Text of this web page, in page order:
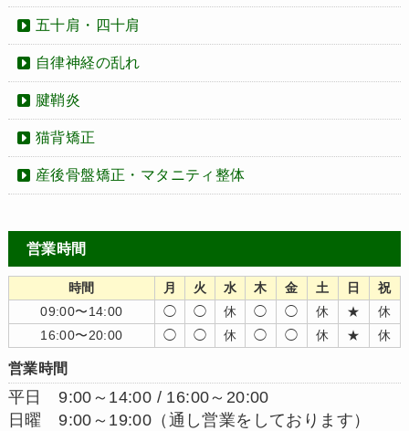
五十肩・四十肩
自律神経の乱れ
腱鞘炎
猫背矯正
産後骨盤矯正・マタニティ整体
営業時間
時間 月 火 水 木 金 土 日
祝
09:00〜14:00
◯ ◯ 休 ◯ ◯ 休 ★
休
16:00〜20:00
◯ ◯ 休 ◯ ◯ 休 ★ 休
営業時間
平日 9:00～14:00 / 16:00～20:00
日曜 9:00～19:00（通し営業をしております）